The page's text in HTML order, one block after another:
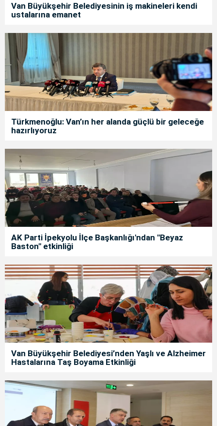
Van Büyükşehir Belediyesinin iş makineleri kendi
ustalarına emanet
Türkmenoğlu: Van’ın her alanda güçlü bir geleceğe
hazırlıyoruz
AK Parti İpekyolu İlçe Başkanlığı'ndan "Beyaz
Baston" etkinliği
Van Büyükşehir Belediyesi’nden Yaşlı ve Alzheimer
Hastalarına Taş Boyama Etkinliği